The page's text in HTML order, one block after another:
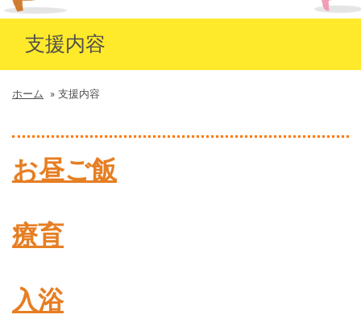
支援内容
ホーム » 支援内容
お昼ご飯
療育
入浴